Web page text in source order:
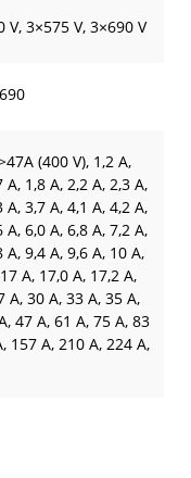
V, 3×575 V, 3×690 V
(400 V), 1,2 A,
A, 1,8 A, 2,2 A, 2,3 A,
A, 3,7 A, 4,1 A, 4,2 A,
A, 6,0 A, 6,8 A, 7,2 A,
A, 9,4 A, 9,6 A, 10 A,
A, 17,0 A, 17,2 A,
A, 30 A, 33 A, 35 A,
47 A, 61 A, 75 A, 83
157 A, 210 A, 224 A,